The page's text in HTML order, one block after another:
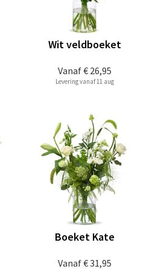
Vanaf€ 26,95
Wit veldboeket
Levering vanaf 11 aug
Vanaf€ 31,95
Boeket Kate